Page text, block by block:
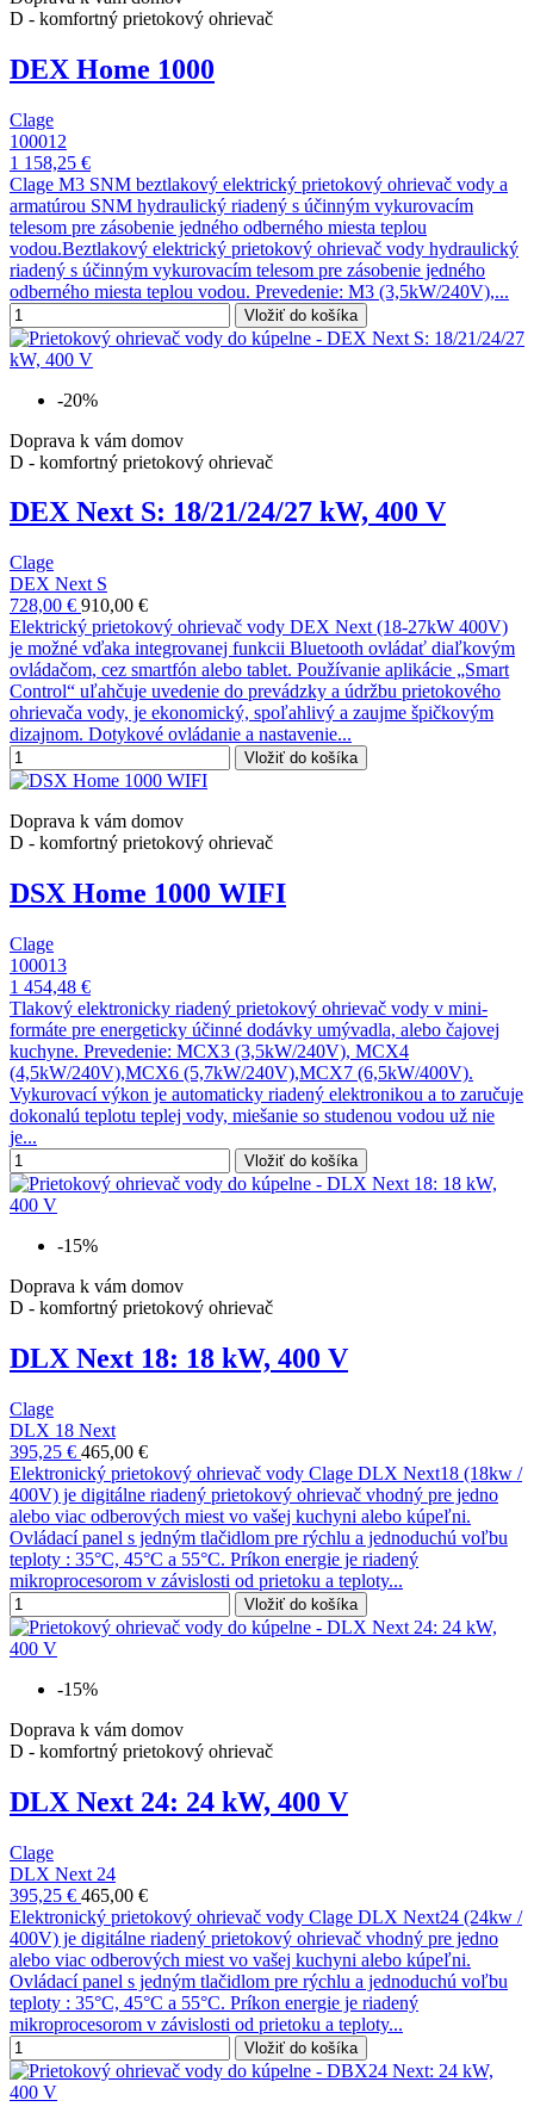
D - komfortný prietokový ohrievač
DEX Home 1000
Clage
100012
1 158,25 €
Clage M3 SNM beztlakový elektrický prietokový ohrievač vody a
armatúrou SNM hydraulický riadený s účinným vykurovacím
telesom pre zásobenie jedného odberného miesta teplou
vodou.Beztlakový elektrický prietokový ohrievač vody hydraulický
riadený s účinným vykurovacím telesom pre zásobenie jedného
odberného miesta teplou vodou. Prevedenie: M3 (3,5kW/240V),...
Vložiť do košíka
-20%
Doprava k vám domov
D - komfortný prietokový ohrievač
DEX Next S: 18/21/24/27 kW, 400 V
Clage
DEX Next S
728,00 € 910,00 €
Elektrický prietokový ohrievač vody DEX Next (18-27kW 400V)
je možné vďaka integrovanej funkcii Bluetooth ovládať diaľkovým
ovládačom, cez smartfón alebo tablet. Používanie aplikácie „Smart
Control“ uľahčuje uvedenie do prevádzky a údržbu prietokového
ohrievača vody, je ekonomický, spoľahlivý a zaujme špičkovým
dizajnom. Dotykové ovládanie a nastavenie...
Vložiť do košíka
Doprava k vám domov
D - komfortný prietokový ohrievač
DSX Home 1000 WIFI
Clage
100013
1 454,48 €
Tlakový elektronicky riadený prietokový ohrievač vody v mini-
formáte pre energeticky účinné dodávky umývadla, alebo čajovej
kuchyne. Prevedenie: MCX3 (3,5kW/240V), MCX4
(4,5kW/240V),MCX6 (5,7kW/240V),MCX7 (6,5kW/400V).
Vykurovací výkon je automaticky riadený elektronikou a to zaručuje
dokonalú teplotu teplej vody, miešanie so studenou vodou už nie
je...
Vložiť do košíka
-15%
Doprava k vám domov
D - komfortný prietokový ohrievač
DLX Next 18: 18 kW, 400 V
Clage
DLX 18 Next
395,25 € 465,00 €
Elektronický prietokový ohrievač vody Clage DLX Next18 (18kw /
400V) je digitálne riadený prietokový ohrievač vhodný pre jedno
alebo viac odberových miest vo vašej kuchyni alebo kúpeľni.
Ovládací panel s jedným tlačidlom pre rýchlu a jednoduchú voľbu
teploty : 35°C, 45°C a 55°C. Príkon energie je riadený
mikroprocesorom v závislosti od prietoku a teploty...
Vložiť do košíka
-15%
Doprava k vám domov
D - komfortný prietokový ohrievač
DLX Next 24: 24 kW, 400 V
Clage
DLX Next 24
395,25 € 465,00 €
Elektronický prietokový ohrievač vody Clage DLX Next24 (24kw /
400V) je digitálne riadený prietokový ohrievač vhodný pre jedno
alebo viac odberových miest vo vašej kuchyni alebo kúpeľni.
Ovládací panel s jedným tlačidlom pre rýchlu a jednoduchú voľbu
teploty : 35°C, 45°C a 55°C. Príkon energie je riadený
mikroprocesorom v závislosti od prietoku a teploty...
Vložiť do košíka